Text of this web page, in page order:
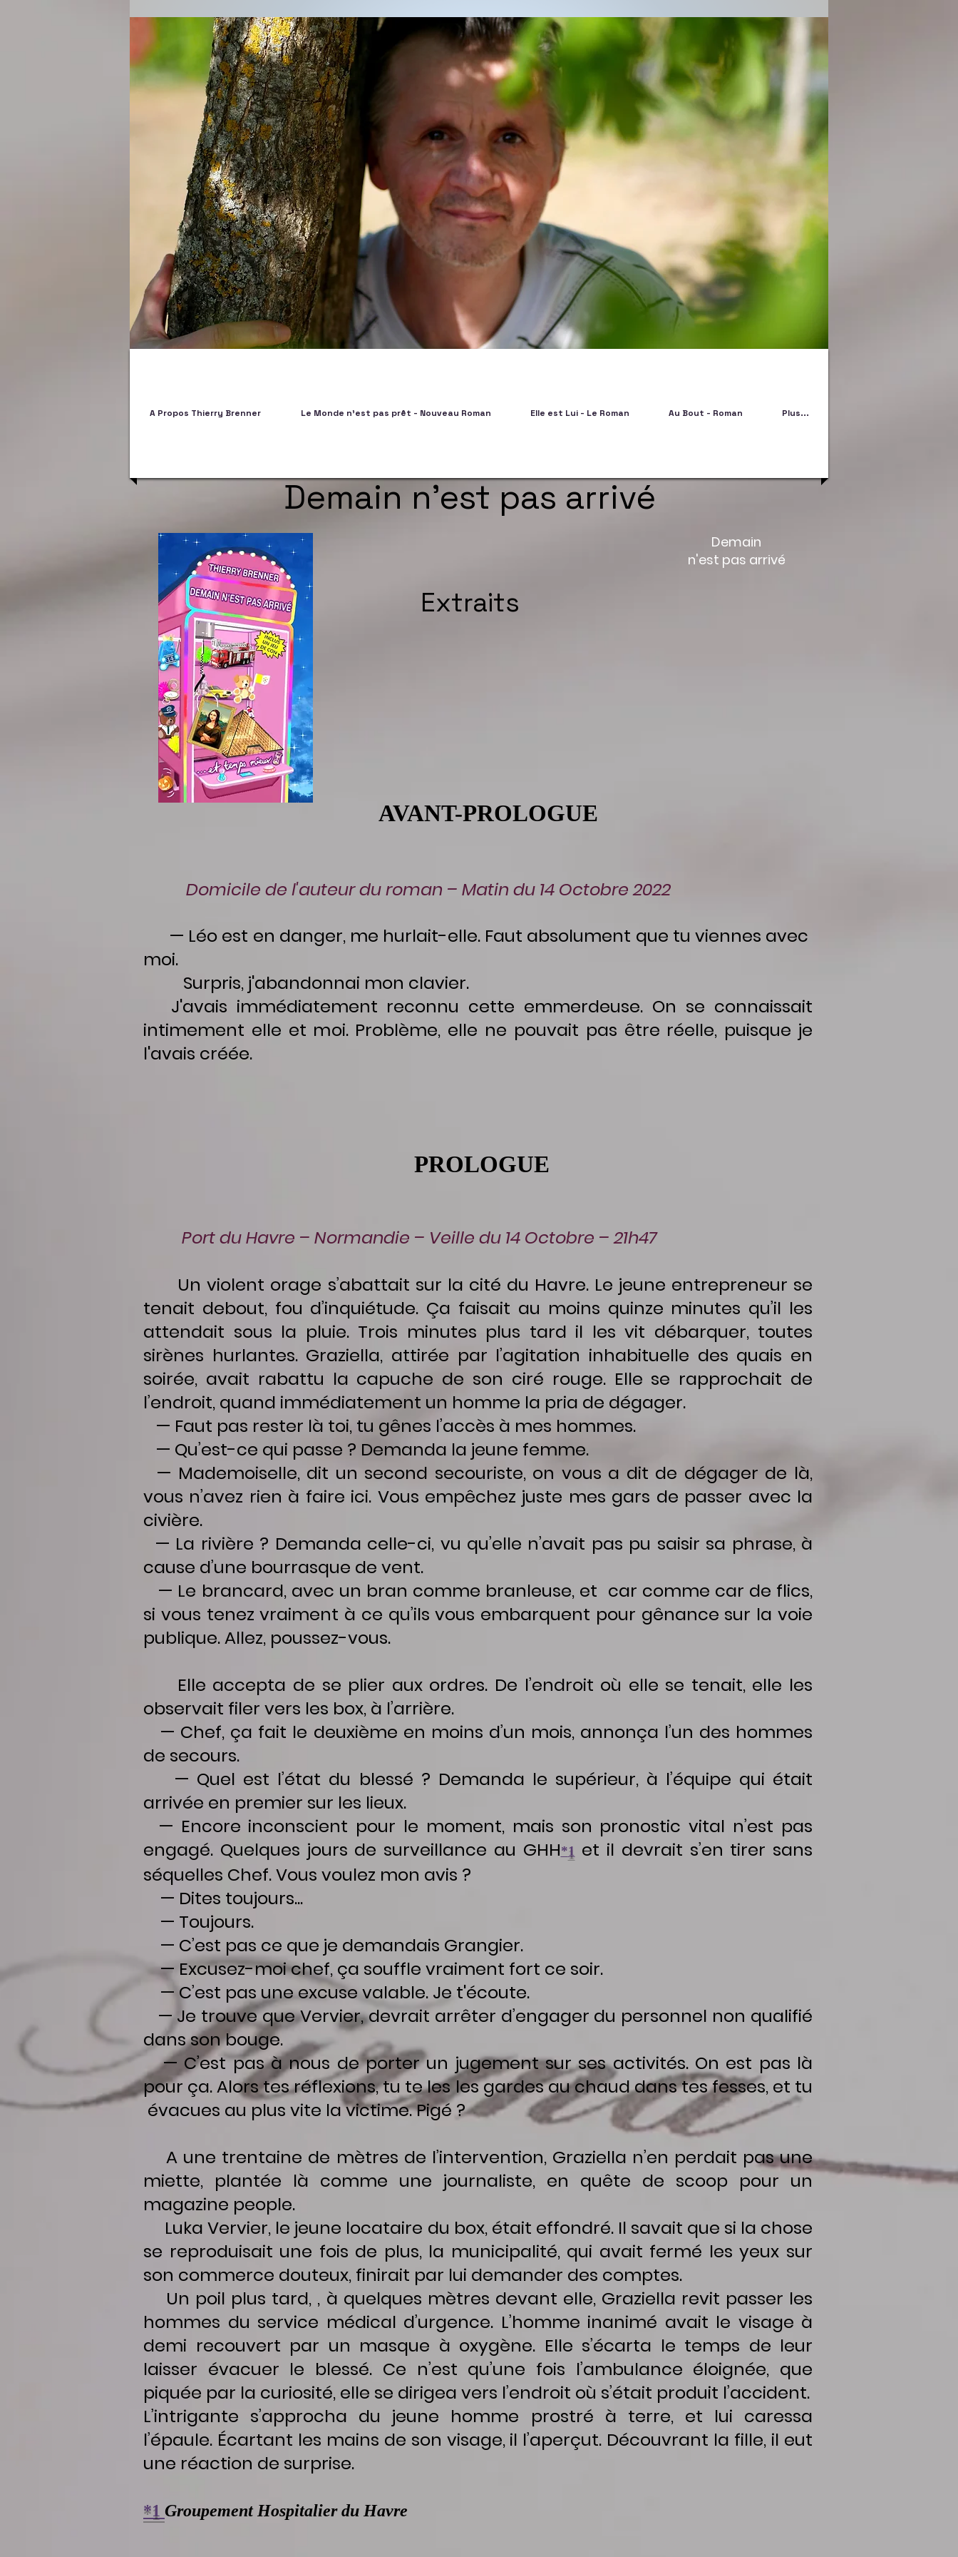
A Propos Thierry Brenner Le Monde n'est pas prêt - Nouveau Roman Elle est Lui - Le Roman Au Bout - Roman Plus...
Demain n'est pas arrivé
Extraits
Demain
n'est pas arrivé
AVANT-PROLOGUE
PROLOGUE
Domicile de l'auteur du roman – Matin du 14 Octobre 2022
— Léo est en danger, me hurlait-elle. Faut absolument que tu viennes avec
moi.
Surpris, j'abandonnai mon clavier.
J'avais immédiatement reconnu cette emmerdeuse. On se connaissait
intimement elle et moi. Problème, elle ne pouvait pas être réelle, puisque je
l'avais créée.
Port du Havre – Normandie – Veille du 14 Octobre – 21h47
Un violent orage s’abattait sur la cité du Havre. Le jeune entrepreneur se
tenait debout, fou d’inquiétude. Ça faisait au moins quinze minutes qu’il les
attendait sous la pluie. Trois minutes plus tard il les vit débarquer, toutes
sirènes hurlantes. Graziella, attirée par l’agitation inhabituelle des quais en
soirée, avait rabattu la capuche de son ciré rouge. Elle se rapprochait de
l’endroit, quand immédiatement un homme la pria de dégager.
— Faut pas rester là toi, tu gênes l’accès à mes hommes.
— Qu’est-ce qui passe ? Demanda la jeune femme.
— Mademoiselle, dit un second secouriste, on vous a dit de dégager de là,
vous n’avez rien à faire ici. Vous empêchez juste mes gars de passer avec la
civière.
— La rivière ? Demanda celle-ci, vu qu’elle n’avait pas pu saisir sa phrase, à
cause d’une bourrasque de vent.
— Le brancard, avec un bran comme branleuse, et car comme car de flics,
si vous tenez vraiment à ce qu’ils vous embarquent pour gênance sur la voie
publique. Allez, poussez-vous.
Elle accepta de se plier aux ordres. De l’endroit où elle se tenait, elle les
observait filer vers les box, à l’arrière.
— Chef, ça fait le deuxième en moins d’un mois, annonça l’un des hommes
de secours.
— Quel est l’état du blessé ? Demanda le supérieur, à l’équipe qui était
arrivée en premier sur les lieux.
— Encore inconscient pour le moment, mais son pronostic vital n’est pas
engagé. Quelques jours de surveillance au GHH*1
et il devrait s’en tirer sans
séquelles Chef. Vous voulez mon avis ?
— Dites toujours...
— Toujours.
— C’est pas ce que je demandais Grangier.
— Excusez-moi chef, ça souffle vraiment fort ce soir.
— C’est pas une excuse valable. Je t'écoute.
— Je trouve que Vervier, devrait arrêter d’engager du personnel non qualifié
dans son bouge.
— C’est pas à nous de porter un jugement sur ses activités. On est pas là
pour ça. Alors tes réflexions, tu te les les gardes au chaud dans tes fesses, et tu
évacues au plus vite la victime. Pigé ?
A une trentaine de mètres de l’intervention, Graziella n’en perdait pas une
miette, plantée là comme une journaliste, en quête de scoop pour un
magazine people.
Luka Vervier, le jeune locataire du box, était effondré. Il savait que si la chose
se reproduisait une fois de plus, la municipalité, qui avait fermé les yeux sur
son commerce douteux, finirait par lui demander des comptes.
Un poil plus tard, , à quelques mètres devant elle, Graziella revit passer les
hommes du service médical d’urgence. L’homme inanimé avait le visage à
demi recouvert par un masque à oxygène. Elle s’écarta le temps de leur
laisser évacuer le blessé. Ce n’est qu’une fois l’ambulance éloignée, que
piquée par la curiosité, elle se dirigea vers l’endroit où s’était produit l’accident.
L’intrigante s’approcha du jeune homme prostré à terre, et lui caressa
l’épaule. Écartant les mains de son visage, il l’aperçut. Découvrant la fille, il eut
une réaction de surprise.
*1 Groupement Hospitalier du Havre